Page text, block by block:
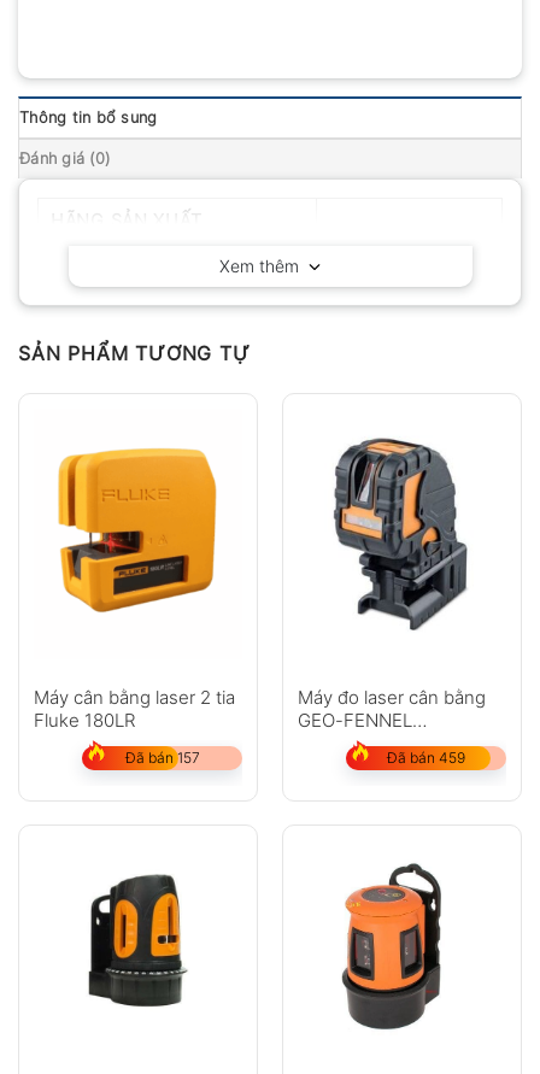
Thông tin bổ sung
Đánh giá (0)
Xem thêm
SẢN PHẨM TƯƠNG TỰ
Máy cân bằng laser 2 tia
Fluke 180LR
Đã bán 157
Máy đo laser cân bằng
GEO-FENNEL
DuoCrossPointer3 HP
Đã bán 459